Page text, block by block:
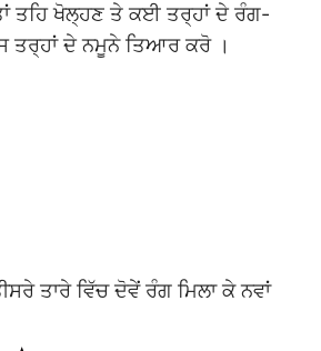
ਤਹਿ ਖੋਲ੍ਹਣ ਤੇ ਕਈ ਤਰ੍ਹਾਂ ਦੇ ਰੰਗ-
ਤਰ੍ਹਾਂ ਦੇ ਨਮੂਨੇ ਤਿਆਰ ਕਰੋ ।
ਤਾਰੇ ਵਿੱਚ ਦੋਵੇਂ ਰੰਗ ਮਿਲਾ ਕੇ ਨਵਾਂ